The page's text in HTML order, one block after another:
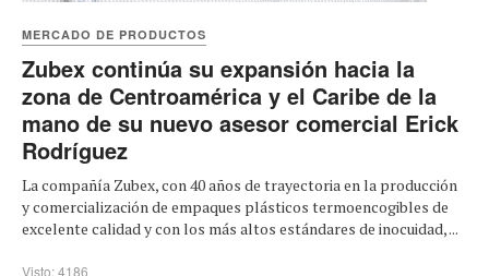
MERCADO DE PRODUCTOS
Zubex continúa su expansión hacia la
zona de Centroamérica y el Caribe de la
mano de su nuevo asesor comercial Erick
Rodríguez
La compañía Zubex, con 40 años de trayectoria en la producción
y comercialización de empaques plásticos termoencogibles de
excelente calidad y con los más altos estándares de inocuidad, ...
Visto: 4186